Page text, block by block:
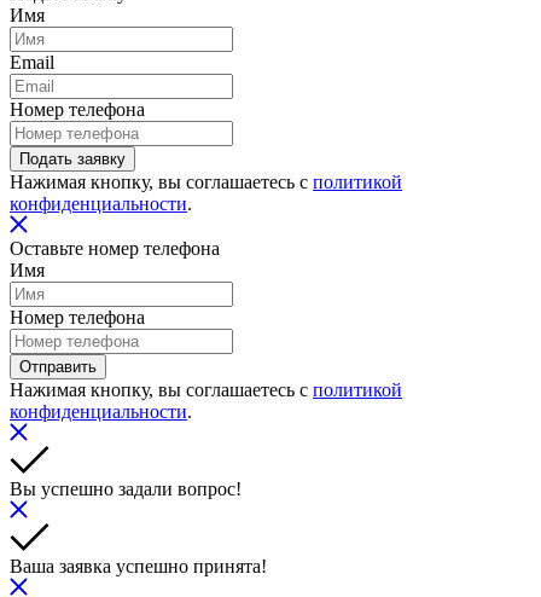
Имя
Email
Номер телефона
Подать заявку
Нажимая кнопку, вы соглашаетесь с политикой
конфиденциальности.
Оставьте номер телефона
Имя
Номер телефона
Отправить
Нажимая кнопку, вы соглашаетесь с политикой
конфиденциальности.
Вы успешно задали вопрос!
Ваша заявка успешно принята!